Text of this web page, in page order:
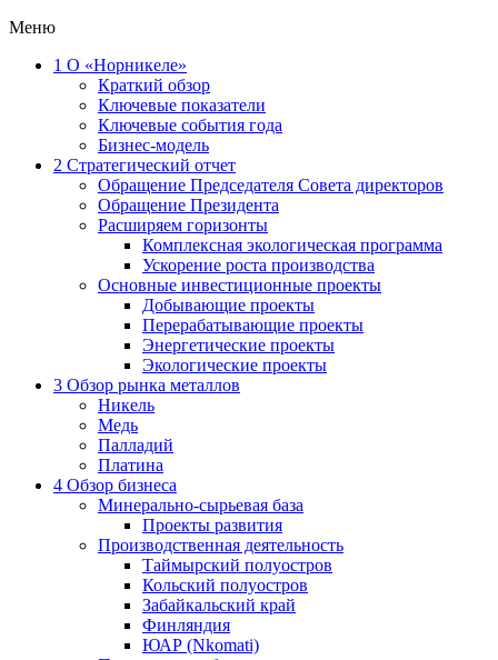
Меню
1 О «Норникеле»
Краткий обзор
Ключевые показатели
Ключевые события года
Бизнес-модель
2 Стратегический отчет
Обращение Председателя Совета директоров
Обращение Президента
Расширяем горизонты
Комплексная экологическая программа
Ускорение роста производства
Основные инвестиционные проекты
Добывающие проекты
Перерабатывающие проекты
Энергетические проекты
Экологические проекты
3 Обзор рынка металлов
Никель
Медь
Палладий
Платина
4 Обзор бизнеса
Минерально-сырьевая база
Проекты развития
Производственная деятельность
Таймырский полуостров
Кольский полуостров
Забайкальский край
Финляндия
ЮАР (Nkomati)